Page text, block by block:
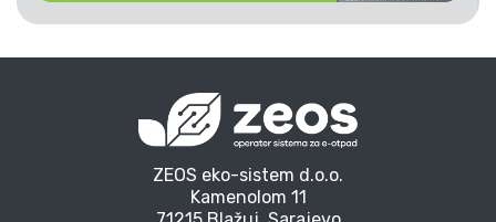
ZEOS eko-sistem d.o.o.
Kamenolom 11